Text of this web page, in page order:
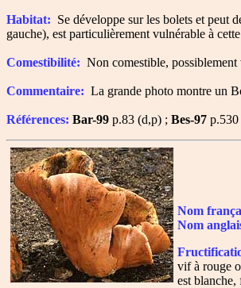
Habitat: Se développe sur les bolets et peut
gauche), est particulièrement vulnérable à
Comestibilité: Non comestible, possiblement
Commentaire: La grande photo montre un
Références: Bar-99 p.83 (d,p) ; Bes-97
Nom
Nom
vif à rouge
est blanche,